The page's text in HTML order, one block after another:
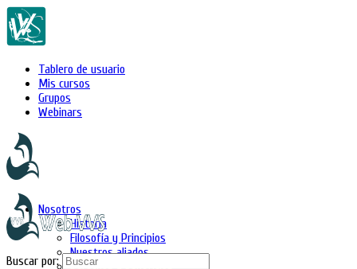
Tablero de usuario
Mis cursos
Grupos
Webinars
Nosotros
Historia
Filosofía y Principios
Nuestros aliados
Buscar por: